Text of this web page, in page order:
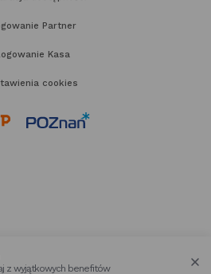
Partner
Kasa
cookies
link
link
z wyjątkowych benefitów